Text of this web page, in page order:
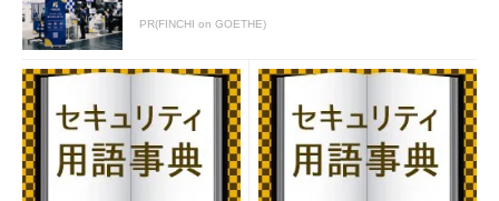
PR(FINCHI on GOETHE)